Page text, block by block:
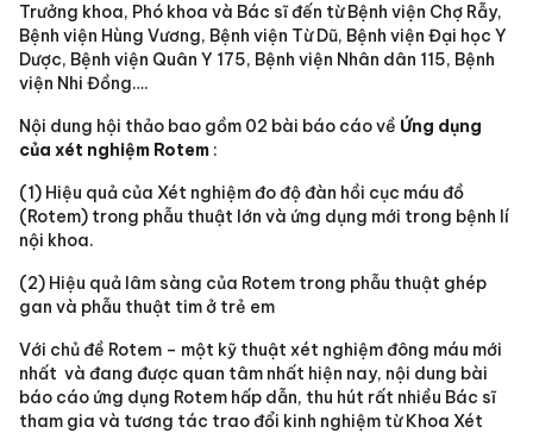
Trưởng khoa, Phó khoa và Bác sĩ đến từ Bệnh viện Chợ Rẫy,
Bệnh viện Hùng Vương, Bệnh viện Từ Dũ, Bệnh viện Đại học Y
Dược, Bệnh viện Quân Y 175, Bệnh viện Nhân dân 115, Bệnh
viện Nhi Đồng….
Nội dung hội thảo bao gồm 02 bài báo cáo về Ứng dụng
của xét nghiệm Rotem :
(1) Hiệu quả của Xét nghiệm đo độ đàn hồi cục máu đồ
(Rotem) trong phẫu thuật lớn và ứng dụng mới trong bệnh lí
nội khoa.
(2) Hiệu quả lâm sàng của Rotem trong phẫu thuật ghép
gan và phẫu thuật tim ở trẻ em
Với chủ đề Rotem – một kỹ thuật xét nghiệm đông máu mới
nhất và đang được quan tâm nhất hiện nay, nội dung bài
báo cáo ứng dụng Rotem hấp dẫn, thu hút rất nhiều Bác sĩ
tham gia và tương tác trao đổi kinh nghiệm từ Khoa Xét